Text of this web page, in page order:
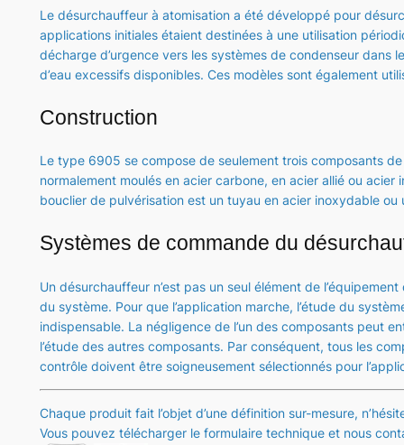
Le désurchauffeur à atomisation a été développé pour
applications initiales étaient destinées à une utilisation
décharge d’urgence vers les systèmes de condenseur dans
d’eau excessifs disponibles. Ces modèles sont également
Construction
Le type 6905 se compose de seulement trois composants
normalement moulés en acier carbone, en acier allié ou
bouclier de pulvérisation est un tuyau en acier inoxydable
Systèmes de commande du
Un désurchauffeur n’est pas un seul élément de
du système. Pour que l’application marche, l’étude du
indispensable. La négligence de l’un des composants peut
l’étude des autres composants. Par conséquent, tous les
contrôle doivent être soigneusement sélectionnés pour
Chaque produit fait l’objet d’une définition sur-mesure,
Vous pouvez télécharger le formulaire technique et nous